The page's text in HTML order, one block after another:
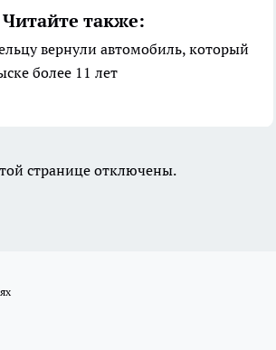
Читайте также:
вернули автомобиль, который
более 11 лет
странице отключены.